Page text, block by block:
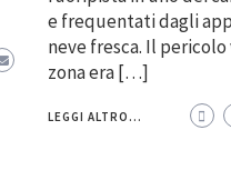
e frequentati dagli
neve fresca. Il
zona era […]
LEGGI ALTRO...